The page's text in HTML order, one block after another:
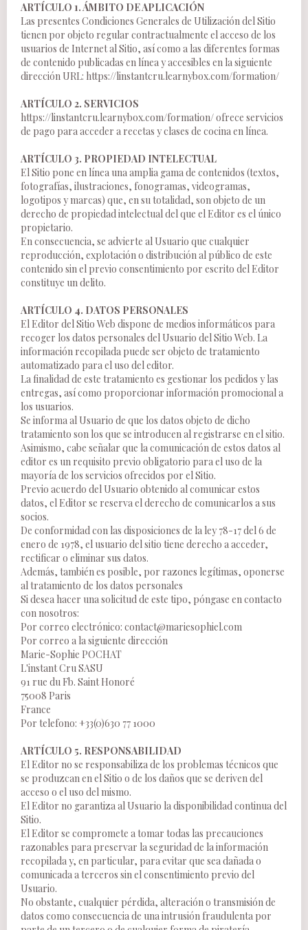
ARTÍCULO 1. ÁMBITO DE APLICACIÓN
Las presentes Condiciones Generales de Utilización del Sitio
tienen por objeto regular contractualmente el acceso de los
usuarios de Internet al Sitio, así como a las diferentes formas
de contenido publicadas en línea y accesibles en la siguiente
dirección URL: https://linstantcru.learnybox.com/formation/
ARTÍCULO 2. SERVICIOS
https://linstantcru.learnybox.com/formation/ ofrece servicios
de pago para acceder a recetas y clases de cocina en línea.
ARTÍCULO 3. PROPIEDAD INTELECTUAL
El Sitio pone en línea una amplia gama de contenidos (textos,
fotografías, ilustraciones, fonogramas, videogramas,
logotipos y marcas) que, en su totalidad, son objeto de un
derecho de propiedad intelectual del que el Editor es el único
propietario.
En consecuencia, se advierte al Usuario que cualquier
reproducción, explotación o distribución al público de este
contenido sin el previo consentimiento por escrito del Editor
constituye un delito.
ARTÍCULO 4. DATOS PERSONALES
El Editor del Sitio Web dispone de medios informáticos para
recoger los datos personales del Usuario del Sitio Web. La
información recopilada puede ser objeto de tratamiento
automatizado para el uso del editor.
La finalidad de este tratamiento es gestionar los pedidos y las
entregas, así como proporcionar información promocional a
los usuarios.
Se informa al Usuario de que los datos objeto de dicho
tratamiento son los que se introducen al registrarse en el sitio.
Asimismo, cabe señalar que la comunicación de estos datos al
editor es un requisito previo obligatorio para el uso de la
mayoría de los servicios ofrecidos por el Sitio.
Previo acuerdo del Usuario obtenido al comunicar estos
datos, el Editor se reserva el derecho de comunicarlos a sus
socios.
De conformidad con las disposiciones de la ley 78-17 del 6 de
enero de 1978, el usuario del sitio tiene derecho a acceder,
rectificar o eliminar sus datos.
Además, también es posible, por razones legítimas, oponerse
al tratamiento de los datos personales
Si desea hacer una solicitud de este tipo, póngase en contacto
con nosotros:
Por correo electrónico: contact@mariesophiel.com
Por correo a la siguiente dirección
Marie-Sophie POCHAT
L'instant Cru SASU
91 rue du Fb. Saint Honoré
75008 Paris
France
Por telefono: +33(0)630 77 1000
ARTÍCULO 5. RESPONSABILIDAD
El Editor no se responsabiliza de los problemas técnicos que
se produzcan en el Sitio o de los daños que se deriven del
acceso o el uso del mismo.
El Editor no garantiza al Usuario la disponibilidad continua del
Sitio.
El Editor se compromete a tomar todas las precauciones
razonables para preservar la seguridad de la información
recopilada y, en particular, para evitar que sea dañada o
comunicada a terceros sin el consentimiento previo del
Usuario.
No obstante, cualquier pérdida, alteración o transmisión de
datos como consecuencia de una intrusión fraudulenta por